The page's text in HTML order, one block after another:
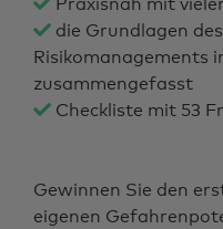
Praxisnah mit
die Grundlagen
Risikomanagements
zusammengefasst
Checkliste mit 53
Gewinnen Sie den
eigenen